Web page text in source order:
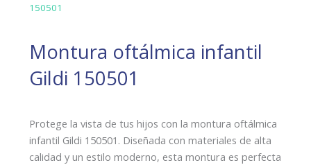
150501
Montura oftálmica infantil
Gildi 150501
Protege la vista de tus hijos con la montura oftálmica
infantil Gildi 150501. Diseñada con materiales de alta
calidad y un estilo moderno, esta montura es perfecta